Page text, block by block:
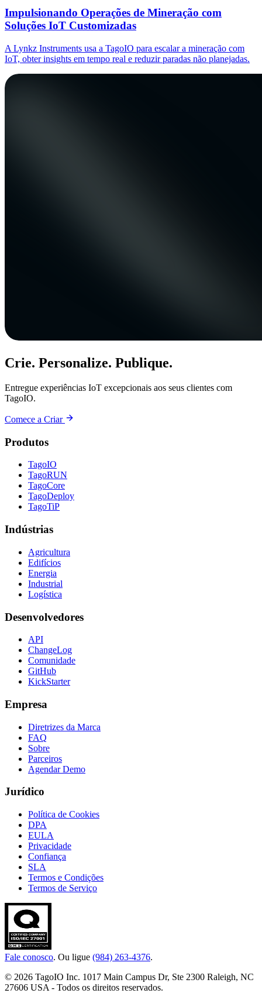
Impulsionando Operações de Mineração com
Soluções IoT Customizadas
A Lynkz Instruments usa a TagoIO para escalar a mineração com
IoT, obter insights em tempo real e reduzir paradas não planejadas.
Crie. Personalize. Publique.
Entregue experiências IoT excepcionais aos seus clientes com
TagoIO.
Comece a Criar
Produtos
TagoIO
TagoRUN
TagoCore
TagoDeploy
TagoTiP
Indústrias
Agricultura
Edifícios
Energia
Industrial
Logística
Desenvolvedores
API
ChangeLog
Comunidade
GitHub
KickStarter
Empresa
Diretrizes da Marca
FAQ
Sobre
Parceiros
Agendar Demo
Jurídico
Política de Cookies
DPA
EULA
Privacidade
Confiança
SLA
Termos e Condições
Termos de Serviço
Fale conosco. Ou ligue (984) 263-4376.
© 2026 TagoIO Inc. 1017 Main Campus Dr, Ste 2300 Raleigh, NC
27606 USA - Todos os direitos reservados.